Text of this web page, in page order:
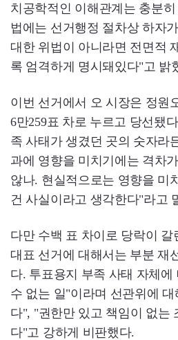
치공학적인 이해관계는 충분
법에는 선거행정 절차상 하자
대한 위법이 아니라면 전면적
록 엄격하게 명시돼있다"고 밝
이번 선거에서 오 시장은 정원
6만259표 차로 누르고 당선됐
족 사태가 생겼던 곳의 숫자라
과에 영향을 미치기에는 격차
않나. 현실적으로는 영향을 미
건 사실이라고 생각한다"라고
다만 수백 표 차이로 당락이 갈
대표 선거에 대해서는 부분 재
다. 투표용지 부족 사태 자체
수 없는 일"이라며 선관위에
다", "권한만 있고 책임이 없는
다"고 강하게 비판했다.